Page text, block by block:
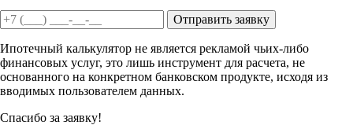
Отправить заявку
Ипотечный калькулятор не является рекламой чьих-либо
финансовых услуг, это лишь инструмент для расчета, не
основанного на конкретном банковском продукте, исходя из
вводимых пользователем данных.
Спасибо за заявку!